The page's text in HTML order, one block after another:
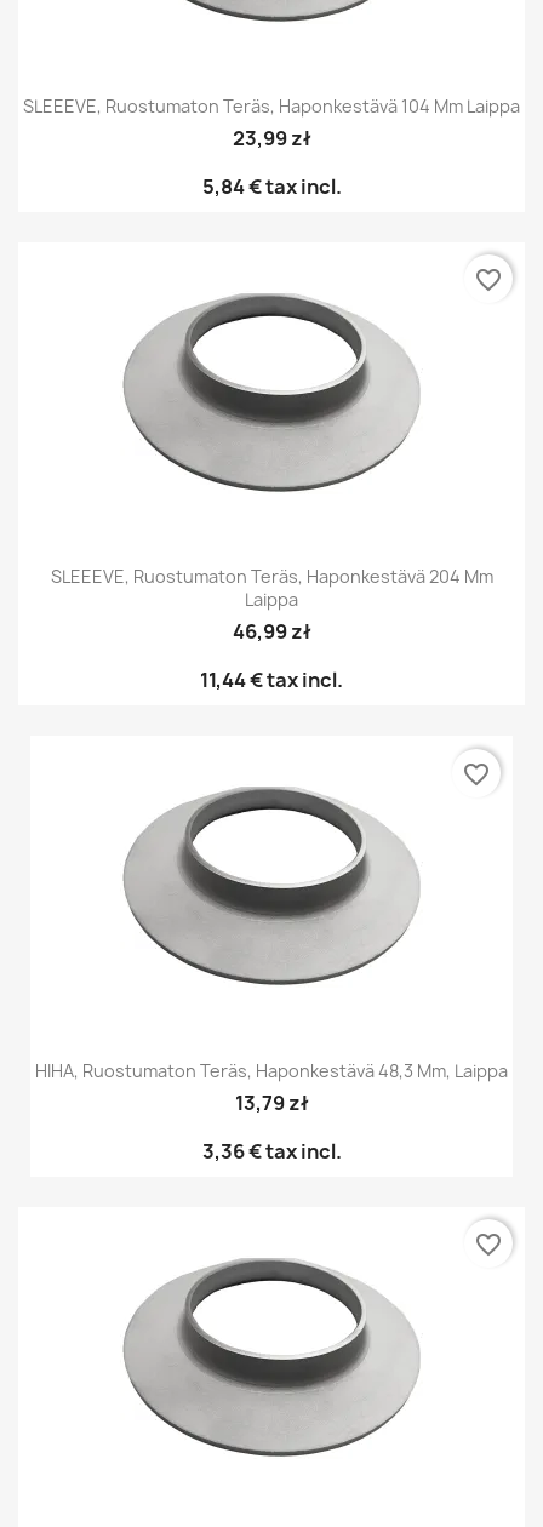
SLEEEVE, Ruostumaton Teräs, Haponkestävä 104 Mm Laippa
23,99 zł
5,84 €tax incl.
SLEEEVE, Ruostumaton Teräs, Haponkestävä 204 Mm
Laippa
46,99 zł
11,44 €tax incl.
favorite_border
HIHA, Ruostumaton Teräs, Haponkestävä 48,3 Mm, Laippa
13,79 zł
3,36 €tax incl.
favorite_border
favorite_border